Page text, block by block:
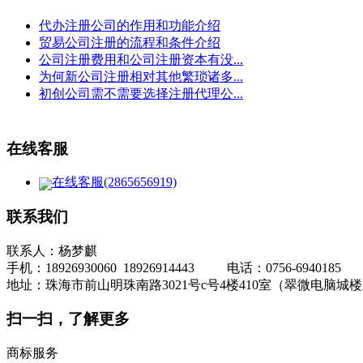
代办注册公司的作用和功能介绍
贸易公司注册的流程和条件介绍
公司注册费用和公司注册资本有没...
为何新公司注册相对其他繁琐诸多...
初创公司需不需要选择注册代理公...
在线客服
在线客服(2865656919)
联系我们
联系人：杨梦麒
手机：18926930060 18926914443 电话：0756-6940185
地址：珠海市前山明珠南路3021号c号4楼410室（翠微电脑城
扫一扫，了解更多
商标服务